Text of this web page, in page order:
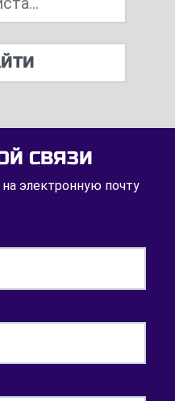
СВЯЗИ
электронную почту